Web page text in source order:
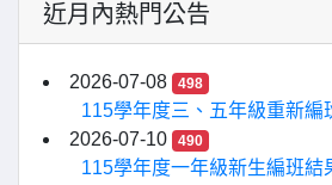
近月內熱門公告
2026-07-08 498
115學年度三、五年級重新編
2026-07-10
490
115學年度一年級新生編班結